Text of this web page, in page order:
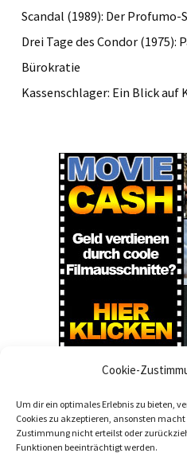
Cookie-
Um dir ein optimales Erlebnis zu bieten,
Cookies zu akzeptieren, ansonsten
Zustimmung nicht erteilst oder
Funktionen beeinträchtigt werden.
Scandal (1989): Der
Drei Tage des Condor (1975):
Bürokratie
Kassenschlager: Ein Blick